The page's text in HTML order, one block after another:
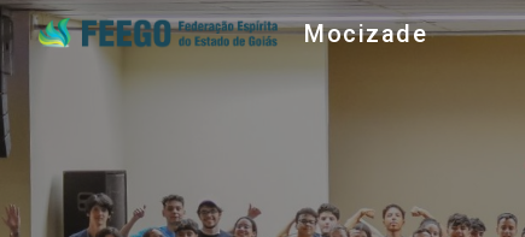
Mocizade